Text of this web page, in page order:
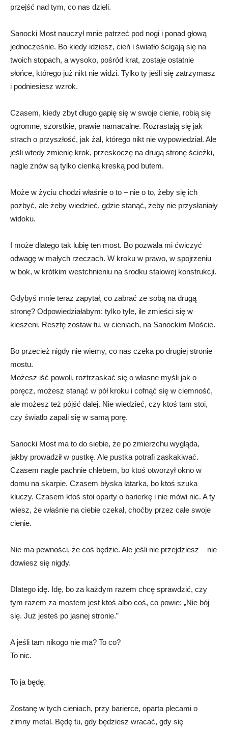
przejść nad tym, co nas dzieli.
Sanocki Most nauczył mnie patrzeć pod nogi i ponad głową
jednocześnie. Bo kiedy idziesz, cień i światło ścigają się na
twoich stopach, a wysoko, pośród krat, zostaje ostatnie
słońce, którego już nikt nie widzi. Tylko ty jeśli się zatrzymasz
i podniesiesz wzrok.
Czasem, kiedy zbyt długo gapię się w swoje cienie, robią się
ogromne, szorstkie, prawie namacalne. Rozrastają się jak
strach o przyszłość, jak żal, którego nikt nie wypowiedział. Ale
jeśli wtedy zmienię krok, przeskoczę na drugą stronę ścieżki,
nagle znów są tylko cienką kreską pod butem.
Może w życiu chodzi właśnie o to – nie o to, żeby się ich
pozbyć, ale żeby wiedzieć, gdzie stanąć, żeby nie przysłaniały
widoku.
I może dlatego tak lubię ten most. Bo pozwala mi ćwiczyć
odwagę w małych rzeczach. W kroku w prawo, w spojrzeniu
w bok, w krótkim westchnieniu na środku stalowej konstrukcji.
Gdybyś mnie teraz zapytał, co zabrać ze sobą na drugą
stronę? Odpowiedziałabym: tylko tyle, ile zmieści się w
kieszeni. Resztę zostaw tu, w cieniach, na Sanockim Moście.
Bo przecież nigdy nie wiemy, co nas czeka po drugiej stronie
mostu.
Możesz iść powoli, roztrzaskać się o własne myśli jak o
poręcz, możesz stanąć w pół kroku i cofnąć się w ciemność,
ale możesz też pójść dalej. Nie wiedzieć, czy ktoś tam stoi,
czy światło zapali się w samą porę.
Sanocki Most ma to do siebie, że po zmierzchu wygląda,
jakby prowadził w pustkę. Ale pustka potrafi zaskakiwać.
Czasem nagle pachnie chlebem, bo ktoś otworzył okno w
domu na skarpie. Czasem błyska latarka, bo ktoś szuka
kluczy. Czasem ktoś stoi oparty o barierkę i nie mówi nic. A ty
wiesz, że właśnie na ciebie czekał, choćby przez całe swoje
cienie.
Nie ma pewności, że coś będzie. Ale jeśli nie przejdziesz – nie
dowiesz się nigdy.
Dlatego idę. Idę, bo za każdym razem chcę sprawdzić, czy
tym razem za mostem jest ktoś albo coś, co powie: „Nie bój
się. Już jesteś po jasnej stronie.”
A jeśli tam nikogo nie ma? To co?
To nic.
To ja będę.
Zostanę w tych cieniach, przy barierce, oparta plecami o
zimny metal. Będę tu, gdy będziesz wracać, gdy się